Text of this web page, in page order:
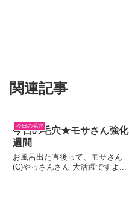
関連記事
今日の毛穴
今日の毛穴★モサさん強化
週間
お風呂出た直後って、モサさん
(C)やっさんさん 大活躍ですよ...